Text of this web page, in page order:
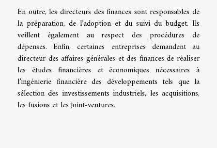
En outre, les directeurs des finances sont responsables de
la préparation, de l’adoption et du suivi du budget. Ils
veillent également au respect des procédures de
dépenses. Enfin, certaines entreprises demandent au
directeur des affaires générales et des finances de réaliser
les études financières et économiques nécessaires à
l’ingénierie financière des développements tels que la
sélection des investissements industriels, les acquisitions,
les fusions et les joint-ventures.